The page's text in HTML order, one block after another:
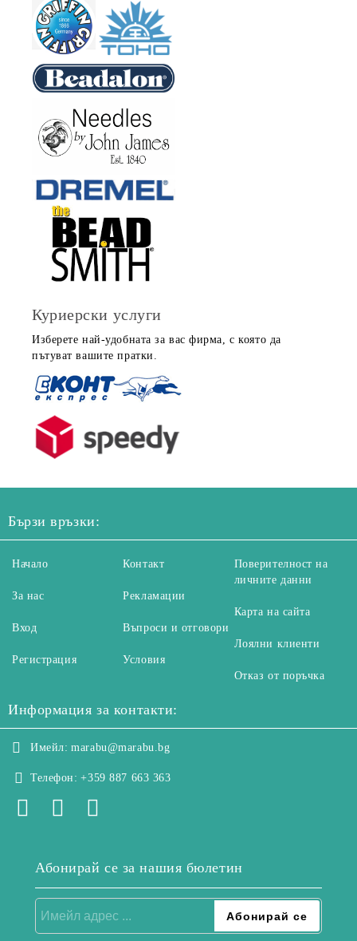
Куриерски услуги
Изберете най-удобната за вас фирма, с която да
пътуват вашите пратки.
Бързи връзки:
Начало
За нас
Вход
Регистрация
Контакт
Рекламации
Въпроси и отговори
Условия
Поверителност на
личните данни
Карта на сайта
Лоялни клиенти
Отказ от поръчка
Информация за контакти:
Имейл: marabu@marabu.bg
Телефон: +359 887 663 363
Абонирай се за нашия бюлетин